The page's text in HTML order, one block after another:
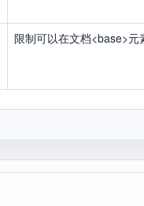
限制可以在文档<base>元